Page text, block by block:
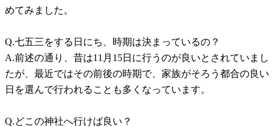
めてみました。
Q.七五三をする日にち、時期は決まっているの？
A.前述の通り、昔は11月15日に行うのが良いとされていまし
たが、最近ではその前後の時期で、家族がそろう都合の良い
日を選んで行われることも多くなっています。
Q.どこの神社へ行けば良い？